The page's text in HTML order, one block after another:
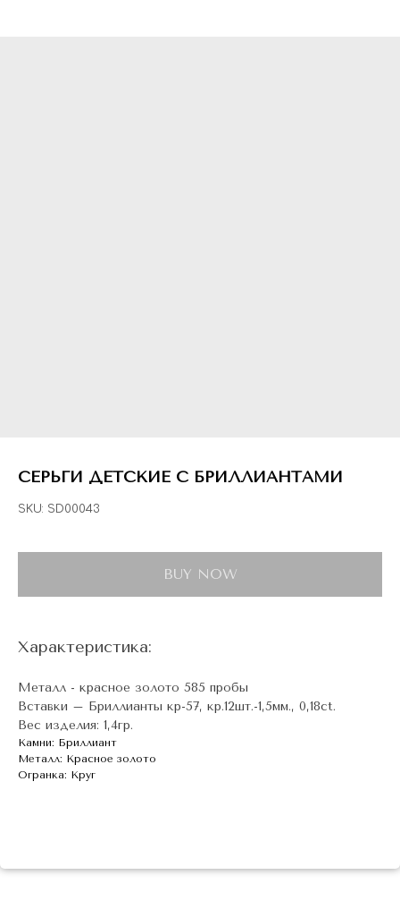
СЕРЬГИ ДЕТСКИЕ С БРИЛЛИАНТАМИ
SKU: SD00043
BUY NOW
Характеристика:
Металл - красное золото 585 пробы
Вставки – Бриллианты кр-57, кр.12шт.-1,5мм., 0,18ct.
Вес изделия: 1,4гр.
Камни: Бриллиант
Металл: Красное золото
Огранка: Круг